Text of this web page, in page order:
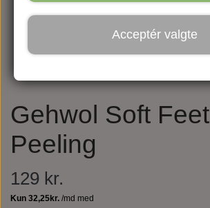
Gehwol Soft Feet
Peeling
129 kr.
Acceptér valgte